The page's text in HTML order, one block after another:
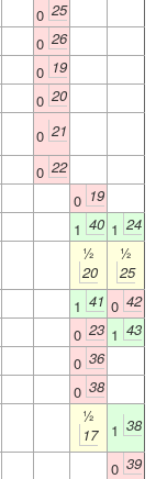
0 25
0 26
0 19
0 20
0 21
0 22
0 19
1 40 1 24
½
20
½
25
1 41 0 42
0 23 1 43
0 36
0 38
½
17
1 38
0 39